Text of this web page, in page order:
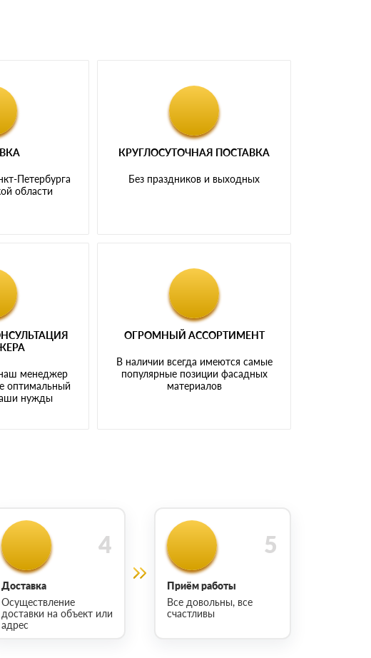
Петербурга
области
КРУГЛОСУТОЧНАЯ ПОСТАВКА
Без праздников и выходных
менеджер
оптимальный
нужды
ОГРОМНЫЙ АССОРТИМЕНТ
В наличии всегда имеются самые
популярные позиции фасадных
материалов
Доставка
Осуществление
доставки на объект или
адрес
Приём работы
Все довольны, все
счастливы